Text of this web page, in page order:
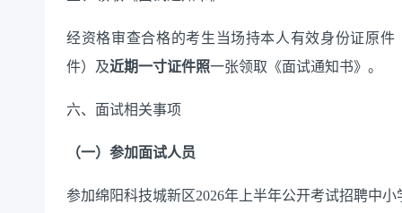
经资格审查合格的考生当场持本人有效身份证原
件）
及近期一寸证件照一张领取《面试通知书》 。
六、面试相关事项
（一）参加面试人员
参加绵阳科技城新区2026年 上半年公开考试招聘中小